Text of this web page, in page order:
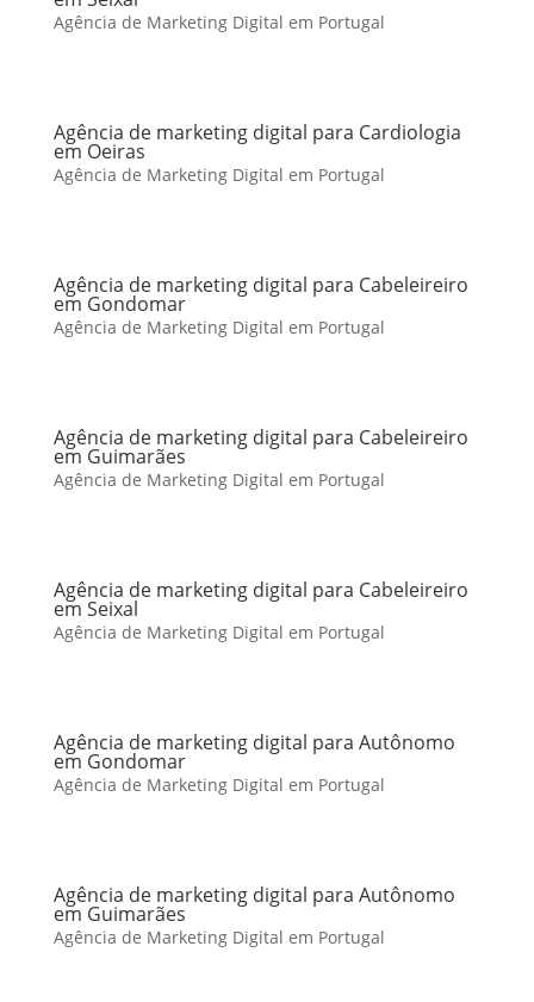
Agência de Marketing Digital em Portugal
Agência de marketing digital para Cardiologia
em Oeiras
Agência de Marketing Digital em Portugal
Agência de marketing digital para Cabeleireiro
em Gondomar
Agência de Marketing Digital em Portugal
Agência de marketing digital para Cabeleireiro
em Guimarães
Agência de Marketing Digital em Portugal
Agência de marketing digital para Cabeleireiro
em Seixal
Agência de Marketing Digital em Portugal
Agência de marketing digital para Autônomo
em Gondomar
Agência de Marketing Digital em Portugal
Agência de marketing digital para Autônomo
em Guimarães
Agência de Marketing Digital em Portugal